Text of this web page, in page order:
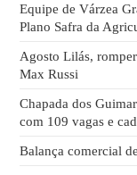
Equipe de Várzea
Plano Safra da
Agosto Lilás,
Max Russi
Chapada dos
com 109 vagas e
Balança comercial